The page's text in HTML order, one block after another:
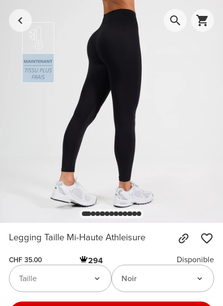
Legging Taille Mi-Haute Athleisure
CHF 35.00 294
Disponible
Noir
Taille